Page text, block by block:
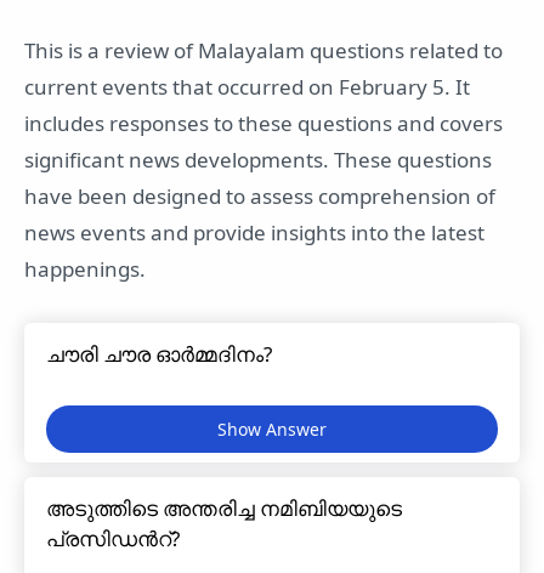
This is a review of Malayalam questions related to
current events that occurred on February 5. It
includes responses to these questions and covers
significant news developments. These questions
have been designed to assess comprehension of
news events and provide insights into the latest
happenings.
ചൗരി ചൗര ഓർമ്മദിനം?
അടുത്തിടെ അന്തരിച്ച നമിബിയയുടെ
പ്രസിഡൻറ്?